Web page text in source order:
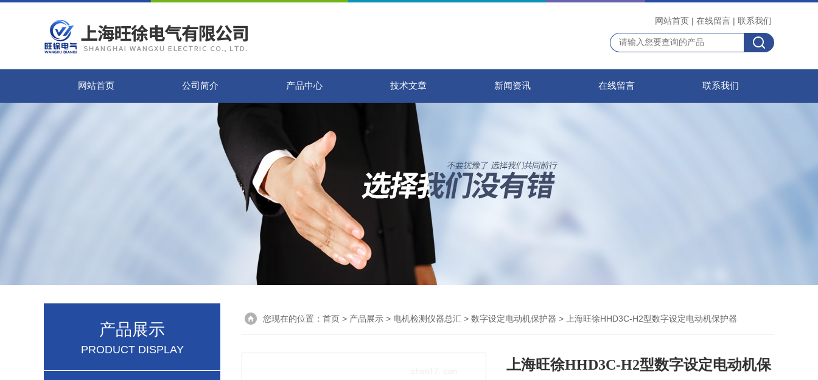
网站首页 | 在线留言 | 联系我们
网站首页 公司简介 产品中心 技术文章 新闻资讯 在线留言 联系我们
产品展示
PRODUCT DISPLAY
您现在的位置： 首页 > 产品展示 > 电机检测仪器总汇 > 数字设定电动机保护器 > 上海旺徐HHD3C-H2型数字设定电动机保护器
上海旺徐HHD3C-H2型数字设定电动机保